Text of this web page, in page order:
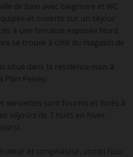
de bain avec baignoire et WC
et ouverte sur un séjour
à une terrasse exposée Nord.
se trouve à côté du magasin de
situé dans la résidence mais à
Plan Peisey.
serviettes sont fournis et livrés à
séjours de 7 nuits en hiver
et congélateur, combi four